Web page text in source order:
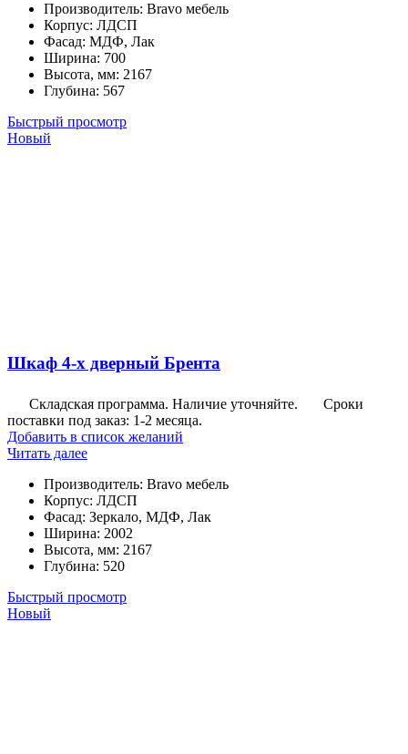
Производитель: Bravo мебель
Корпус: ЛДСП
Фасад: МДФ, Лак
Ширина: 700
Высота, мм: 2167
Глубина: 567
Быстрый просмотр
Новый
Шкаф 4-х дверный Брента
Складская программа. Наличие уточняйте.
Сроки
поставки под заказ: 1-2 месяца.
Добавить в список желаний
Читать далее
Производитель: Bravo мебель
Корпус: ЛДСП
Фасад: Зеркало, МДФ, Лак
Ширина: 2002
Высота, мм: 2167
Глубина: 520
Быстрый просмотр
Новый